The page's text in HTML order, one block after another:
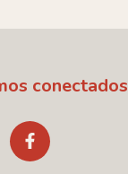
conectados